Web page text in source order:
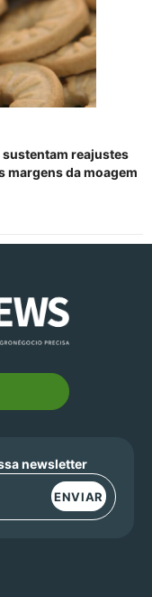
sustentam reajustes
margens da moagem
newsletter
ENVIAR